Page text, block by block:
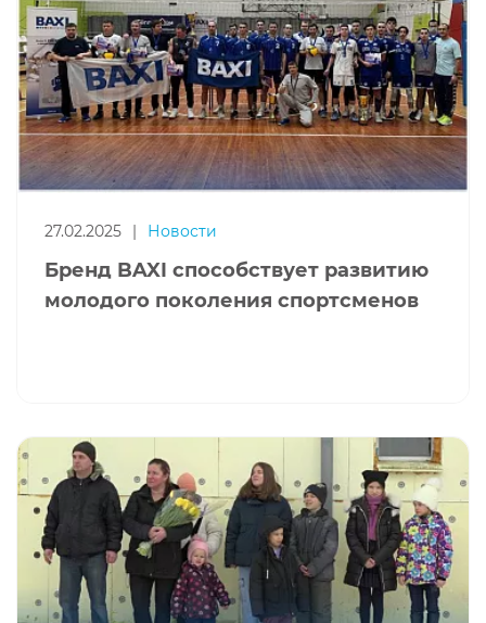
27.02.2025 | Новости
Бренд BAXI способствует развитию
молодого поколения спортсменов